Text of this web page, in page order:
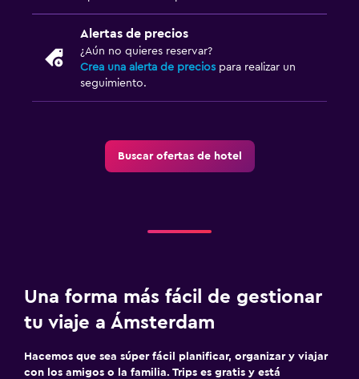
Alertas de precios
¿Aún no quieres reservar?
Crea una alerta de precios para realizar un
seguimiento.
Buscar ofertas de hotel
Una forma más fácil de gestionar
tu viaje a Ámsterdam
Hacemos que sea súper fácil planificar, organizar y viajar
con los amigos o la familia. Trips es gratis y está